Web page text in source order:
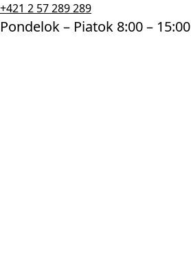
+421 2 57 289 289
Pondelok – Piatok 8:00 – 15:00